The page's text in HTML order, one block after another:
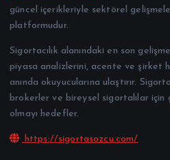
güncel içerikleriyle sektörel
platformudur.
Sigortacılık alanındaki en son
piyasa analizlerini, acente ve şirket
anında okuyucularına ulaştırır.
brokerler ve bireysel sigortalılar için
olmayı hedefler.
https://sigortasozcu.com/